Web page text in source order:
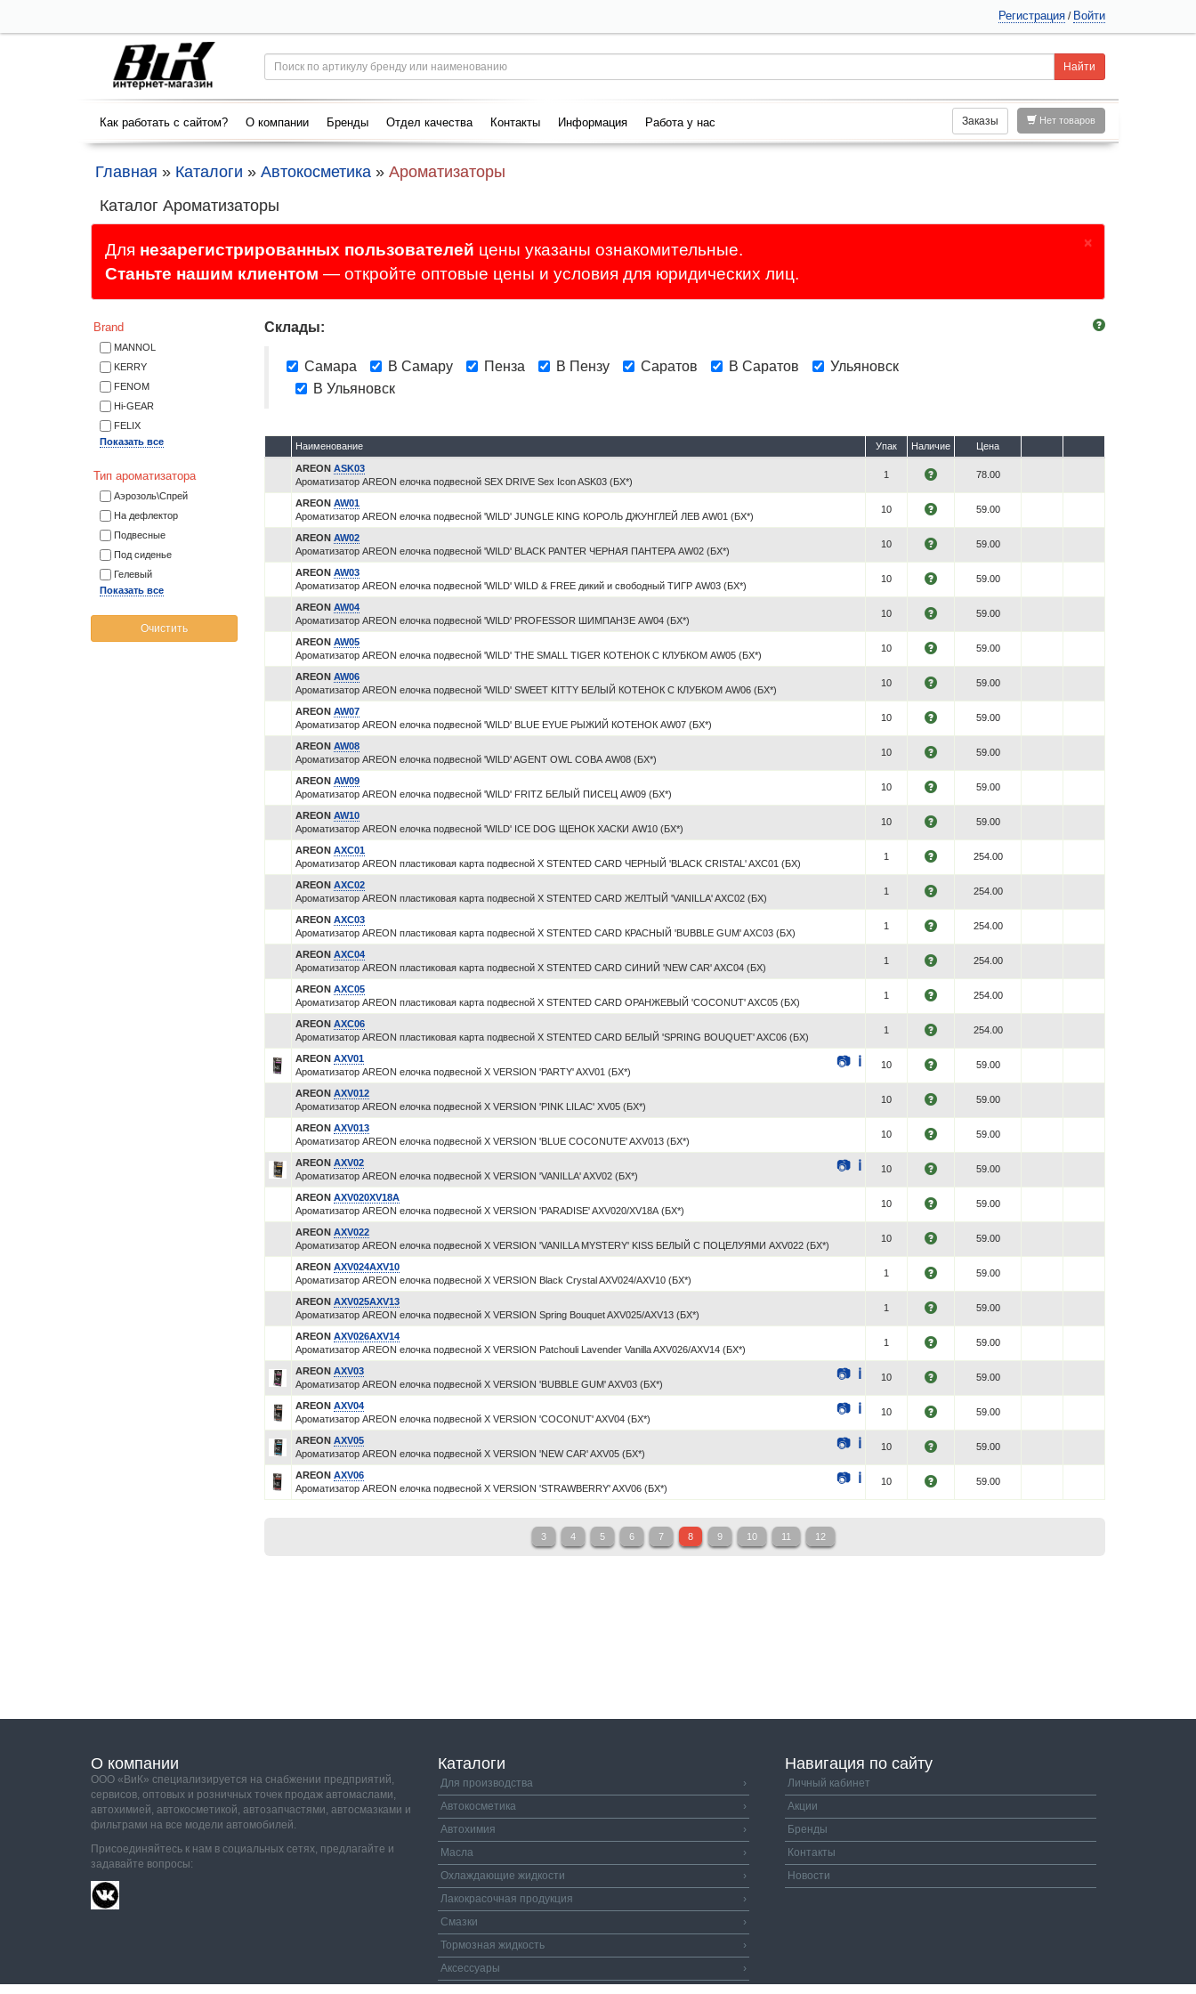
Регистрация / Войти
Как работать с сайтом? О компании Бренды Отдел качества Контакты Информация Работа у нас Нет товаров
Заказы
Главная » Каталоги » Автокосметика » Ароматизаторы
Каталог Ароматизаторы
×
Для незарегистрированных пользователей цены указаны ознакомительные.
Станьте нашим клиентом — откройте оптовые цены и условия для юридических лиц.
Brand
MANNOL
KERRY
FENOM
Hi-GEAR
FELIX
Показать все
Тип ароматизатора
Аэрозоль\Спрей
На дефлектор
Подвесные
Под сиденье
Гелевый
Показать все
Очистить
Склады:
Самара В Самару Пенза В Пензу Саратов В Саратов
Ульяновск
В Ульяновск
Наименование Упак Наличие Цена
AREON ASK03
Ароматизатор AREON елочка подвесной SEX DRIVE Sex Icon ASK03 (БХ*)
1 78.00
AREON AW01
Ароматизатор AREON елочка подвесной 'WILD' JUNGLE KING КОРОЛЬ ДЖУНГЛЕЙ ЛЕВ AW01 (БХ*)
10 59.00
AREON AW02
Ароматизатор AREON елочка подвесной 'WILD' BLACK PANTER ЧЕРНАЯ ПАНТЕРА AW02 (БХ*)
10 59.00
AREON AW03
Ароматизатор AREON елочка подвесной 'WILD' WILD & FREE дикий и свободный ТИГР AW03 (БХ*)
10 59.00
AREON AW04
Ароматизатор AREON елочка подвесной 'WILD' PROFESSOR ШИМПАНЗЕ AW04 (БХ*)
10 59.00
AREON AW05
Ароматизатор AREON елочка подвесной 'WILD' THE SMALL TIGER КОТЕНОК С КЛУБКОМ AW05 (БХ*)
10 59.00
AREON AW06
Ароматизатор AREON елочка подвесной 'WILD' SWEET KITTY БЕЛЫЙ КОТЕНОК С КЛУБКОМ AW06 (БХ*)
10 59.00
AREON AW07
Ароматизатор AREON елочка подвесной 'WILD' BLUE EYUE РЫЖИЙ КОТЕНОК AW07 (БХ*)
10 59.00
AREON AW08
Ароматизатор AREON елочка подвесной 'WILD' AGENT OWL СОВА AW08 (БХ*)
10 59.00
AREON AW09
Ароматизатор AREON елочка подвесной 'WILD' FRITZ БЕЛЫЙ ПИСЕЦ AW09 (БХ*)
10 59.00
AREON AW10
Ароматизатор AREON елочка подвесной 'WILD' ICE DOG ЩЕНОК ХАСКИ AW10 (БХ*)
10 59.00
AREON AXC01
Ароматизатор AREON пластиковая карта подвесной X STENTED CARD ЧЕРНЫЙ 'BLACK CRISTAL' AXC01 (БХ)
1 254.00
AREON AXC02
Ароматизатор AREON пластиковая карта подвесной X STENTED CARD ЖЕЛТЫЙ 'VANILLA' AXC02 (БХ)
1 254.00
AREON AXC03
Ароматизатор AREON пластиковая карта подвесной X STENTED CARD КРАСНЫЙ 'BUBBLE GUM' AXC03 (БХ)
1 254.00
AREON AXC04
Ароматизатор AREON пластиковая карта подвесной X STENTED CARD СИНИЙ 'NEW CAR' AXC04 (БХ)
1 254.00
AREON AXC05
Ароматизатор AREON пластиковая карта подвесной X STENTED CARD ОРАНЖЕВЫЙ 'COCONUT' AXC05 (БХ)
1 254.00
AREON AXC06
Ароматизатор AREON пластиковая карта подвесной X STENTED CARD БЕЛЫЙ 'SPRING BOUQUET' AXC06 (БХ)
1 254.00
AREON AXV01 📷 ℹ
Ароматизатор AREON елочка подвесной X VERSION 'PARTY' AXV01 (БХ*)
10 59.00
AREON AXV012
Ароматизатор AREON елочка подвесной X VERSION 'PINK LILAC' XV05 (БХ*)
10 59.00
AREON AXV013
Ароматизатор AREON елочка подвесной X VERSION 'BLUE COCONUTE' AXV013 (БХ*)
10 59.00
AREON AXV02 📷 ℹ
Ароматизатор AREON елочка подвесной X VERSION 'VANILLA' AXV02 (БХ*)
10 59.00
AREON AXV020XV18А
Ароматизатор AREON елочка подвесной X VERSION 'PARADISE' AXV020/XV18А (БХ*)
10 59.00
AREON AXV022
Ароматизатор AREON елочка подвесной X VERSION 'VANILLA MYSTERY' KISS БЕЛЫЙ С ПОЦЕЛУЯМИ AXV022 (БХ*)
10 59.00
AREON AXV024AXV10
Ароматизатор AREON елочка подвесной X VERSION Black Crystal AXV024/AXV10 (БХ*)
1 59.00
AREON AXV025AXV13
Ароматизатор AREON елочка подвесной X VERSION Spring Bouquet AXV025/AXV13 (БХ*)
1 59.00
AREON AXV026AXV14
Ароматизатор AREON елочка подвесной X VERSION Patchouli Lavender Vanilla AXV026/AXV14 (БХ*)
1 59.00
AREON AXV03 📷 ℹ
Ароматизатор AREON елочка подвесной X VERSION 'BUBBLE GUM' AXV03 (БХ*)
10 59.00
AREON AXV04 📷 ℹ
Ароматизатор AREON елочка подвесной X VERSION 'COCONUT' AXV04 (БХ*)
10 59.00
AREON AXV05 📷 ℹ
Ароматизатор AREON елочка подвесной X VERSION 'NEW CAR' AXV05 (БХ*)
10 59.00
AREON AXV06 📷 ℹ
Ароматизатор AREON елочка подвесной X VERSION 'STRAWBERRY' AXV06 (БХ*)
10 59.00
3 4 5 6 7 8 9 10 11 12
О компании
ООО «ВиК» специализируется на снабжении предприятий,
сервисов, оптовых и розничных точек продаж автомаслами,
автохимией, автокосметикой, автозапчастями, автосмазками и
фильтрами на все модели автомобилей.
Присоединяйтесь к нам в социальных сетях, предлагайте и
задавайте вопросы:
Каталоги
Для производства
›
Автокосметика
›
Автохимия
›
Масла
›
Охлаждающие жидкости
›
Лакокрасочная продукция
›
Смазки
›
Тормозная жидкость
›
Аксессуары
›
Навигация по сайту
Личный кабинет
Акции
Бренды
Контакты
Новости